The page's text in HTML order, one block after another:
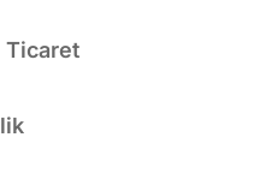
Ticaret